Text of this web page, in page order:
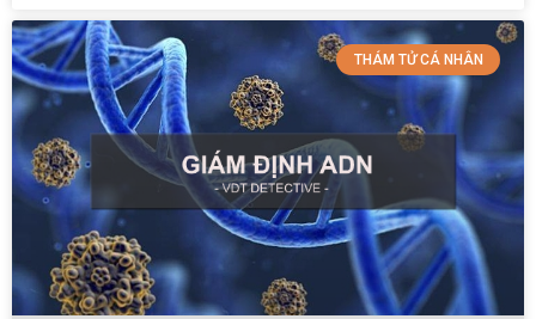
THÁM TỬ CÁ NHÂN